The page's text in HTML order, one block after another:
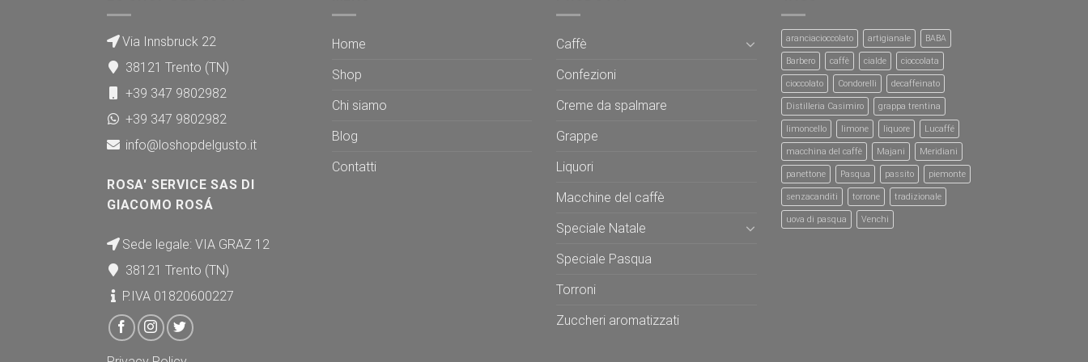
Via Innsbruck 22
38121 Trento (TN)
+39 347 9802982
+39 347 9802982
info@loshopdelgusto.it
ROSA' SERVICE SAS DI
GIACOMO ROSÁ
Sede legale: VIA GRAZ 12
38121 Trento (TN)
P.IVA 01820600227
Home
Shop
Chi siamo
Blog
Contatti
Caffè
Confezioni
Creme da spalmare
Grappe
Liquori
Macchine del caffè
Speciale Natale
Speciale Pasqua
Torroni
Zuccheri aromatizzati
aranciacioccolato artigianale BABA
Barbero caffè cialde cioccolata
cioccolato Condorelli decaffeinato
Distilleria Casimiro grappa trentina
limoncello limone liquore Lucaffé
macchina del caffè Majani Meridiani
panettone Pasqua passito piemonte
senzacanditi torrone tradizionale
uova di pasqua Venchi